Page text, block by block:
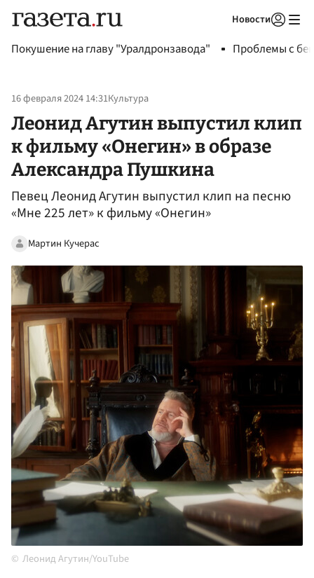
Новости
Покушение на главу "Уралдронзавода" Проблемы с
16 февраля 2024 14:31Культура
Леонид Агутин выпустил клип
к фильму «Онегин» в образе
Александра Пушкина
Певец Леонид Агутин выпустил клип на песню
«Мне 225 лет» к фильму «Онегин»
Мартин Кучерас
Леонид Агутин/YouTube